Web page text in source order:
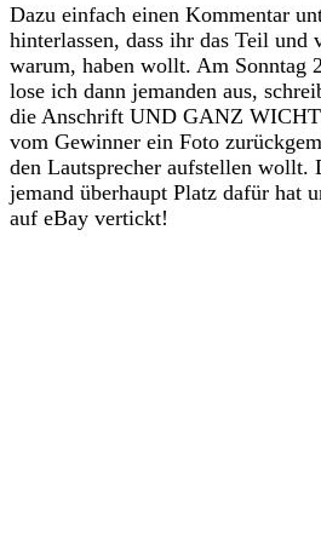
Dazu einfach einen Kommentar
hinterlassen, dass ihr das Teil und
warum, haben wollt. Am Sonntag
lose ich dann jemanden aus,
die Anschrift UND GANZ
vom Gewinner ein Foto
den Lautsprecher aufstellen wollt.
jemand überhaupt Platz dafür hat
auf eBay vertickt!